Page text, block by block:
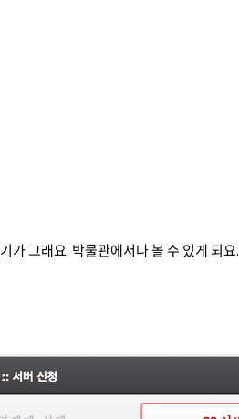
가 그래요. 박물관에서나 볼 수 있게 되요.